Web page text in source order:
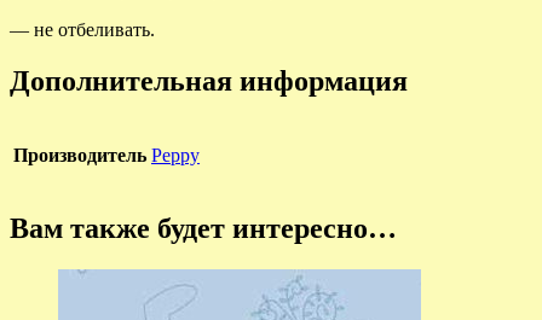
— не отбеливать.
Дополнительная информация
Производитель Peppy
Вам также будет интересно…